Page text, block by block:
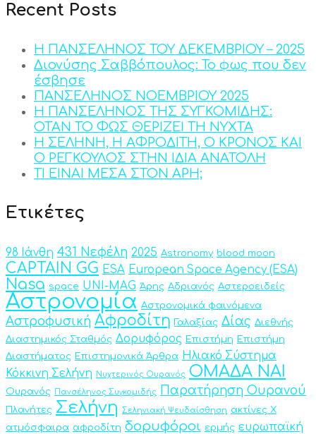
Recent Posts
Η ΠΑΝΣΕΛΗΝΟΣ ΤΟΥ ΔΕΚΕΜΒΡΙΟΥ – 2025
Διονύσης Σαββόπουλος: Το φως που δεν
έσβησε
ΠΑΝΣΕΛΗΝΟΣ ΝΟΕΜΒΡΙΟΥ 2025
Η ΠΑΝΣΕΛΗΝΟΣ ΤΗΣ ΣΥΓΚΟΜΙΔΗΣ:
ΟΤΑΝ ΤΟ ΦΩΣ ΘΕΡΙΖΕΙ ΤΗ ΝΥΧΤΑ
Η ΣΕΛΗΝΗ, Η ΑΦΡΟΔΙΤΗ, Ο ΚΡΟΝΟΣ ΚΑΙ
Ο ΡΕΓΚΟΥΛΟΣ ΣΤΗΝ ΙΔΙΑ ΑΝΑΤΟΛΗ
ΤΙ ΕΙΝΑΙ ΜΕΣΑ ΣΤΟΝ ΑΡΗ;
Ετικέτες
98 Ιάνθη 431 Νεφέλη 2025 Astronomy blood moon
CAPTAIN GG ESA European Space Agency (ESA)
Nasa space UNI-MAG Άρης Αδριανός Αστεροειδείς
Αστρονομία Αστρονομικά φαινόμενα
Αστροφυσική Αφροδίτη Γαλαξίας Δίας Διεθνής
Διαστημικός Σταθμός Δορυφόρος Επιστήμη Επιστήμη
Διαστήματος Επιστημονικά Άρθρα Ηλιακό Σύστημα
Κόκκινη Σελήνη
Νυχτερινός Ουρανός ΟΜΑΔΑ ΝΑΙ
Ουρανός Πανσέληνος Συγκομιδής Παρατήρηση Ουρανού
Πλανήτες Σελήνη Σεληνιακή Ψευδαίσθηση
ακτίνες Χ
ατμόσφαιρα αφροδίτη δορυφόροι ερμής ευρωπαϊκή